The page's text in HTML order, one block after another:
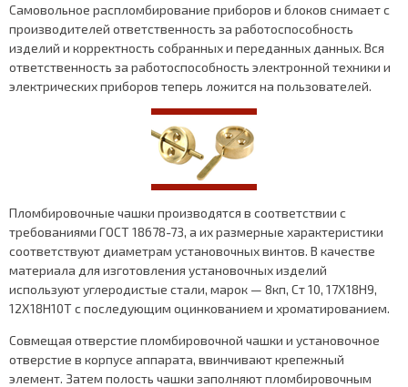
Самовольное распломбирование приборов и блоков снимает с
производителей ответственность за работоспособность
изделий и корректность собранных и переданных данных. Вся
ответственность за работоспособность электронной техники и
электрических приборов теперь ложится на пользователей.
Пломбировочные чашки производятся в соответствии с
требованиями ГОСТ 18678-73, а их размерные характеристики
соответствуют диаметрам установочных винтов. В качестве
материала для изготовления установочных изделий
используют углеродистые стали, марок — 8кп, Ст 10, 17Х18Н9,
12Х18Н10Т с последующим оцинкованием и хроматированием.
Совмещая отверстие пломбировочной чашки и установочное
отверстие в корпусе аппарата, ввинчивают крепежный
элемент. Затем полость чашки заполняют пломбировочным